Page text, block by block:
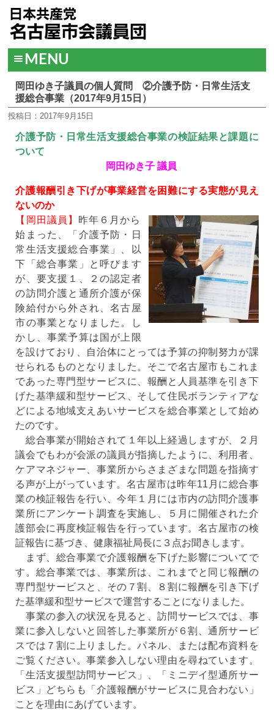
MENU
岡田ゆき子議員の個人質問 ②介護予防・日常生活支
援総合事業（2017年9月15日）
投稿日：2017年9月15日
介護予防・日常生活支援総合事業の検証結果と課題に
ついて
岡田ゆき子 議員
介護報酬引き下げが事業経営を困難にする実態が見え
ないのか
【岡田議員】 昨年６月から
始まった、「介護予防・日
常生活支援総合事業」、以
下「総合事業」と呼びます
が、要支援１、２の認定者
の訪問介護と通所介護が保
険給付から外され、名古屋
市の事業となりました。し
かし、事業予算は国が上限
を設けており、自治体にとっては予算の抑制努力が課
せられるものとなりました。そこで名古屋市もこれま
であった専門型サービスに、報酬と人員基準を引き下
げた基準緩和型サービス、そして住民ボランティアな
どによる地域支えあいサービスを総合事業として始め
たのです。
総合事業が開始されて１年以上経過しますが、２月
議会でもわが会派の議員が指摘したように、利用者、
ケアマネジャー、事業所からさまざまな問題を指摘す
る声が上がっています。名古屋市は昨年11月に総合事
業の検証報告を行い、今年１月には市内の訪問介護事
業所にアンケート調査を実施し、５月に開催された介
護部会に再度検証報告を行っています。名古屋市の検
証報告に基づき、健康福祉局長に３点お聞きします。
まず、総合事業で介護報酬を下げた影響についてで
す。総合事業では、事業所は、これまでと同じ報酬の
専門型サービスと、その７割、８割に報酬を引き下げ
た基準緩和型サービスで運営することになりました。
事業の参入の状況を見ると、訪問サービスでは、事
業に参入しないと回答した事業所が６割、通所サービ
スでは７割に上りました。パネル、または配布資料を
ご覧ください。事業参入しない理由を尋ねています。
「生活支援型訪問サービス」、「ミニデイ型通所サー
ビス」どちらも「介護報酬がサービスに見合わない」
ことを理由にあげています。